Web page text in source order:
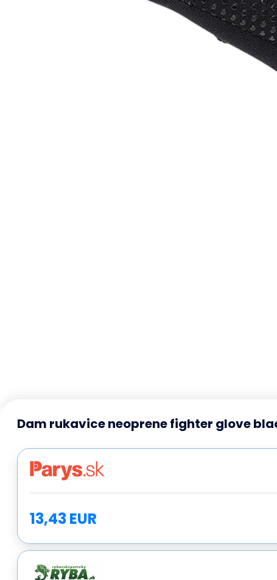
Dam rukavice neoprene fighter glove
13,43 EUR